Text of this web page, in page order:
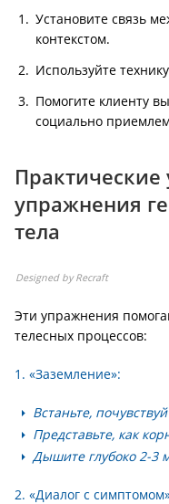
Установите связь
контекстом.
Используйте
Помогите клиенту
социально
упражнения
тела
Designed by Recraft
Эти упражнения
телесных процессов:
1. «Заземление»:
Встаньте,
Представьте, как
Дышите глубоко 2-3
2. «Диалог с